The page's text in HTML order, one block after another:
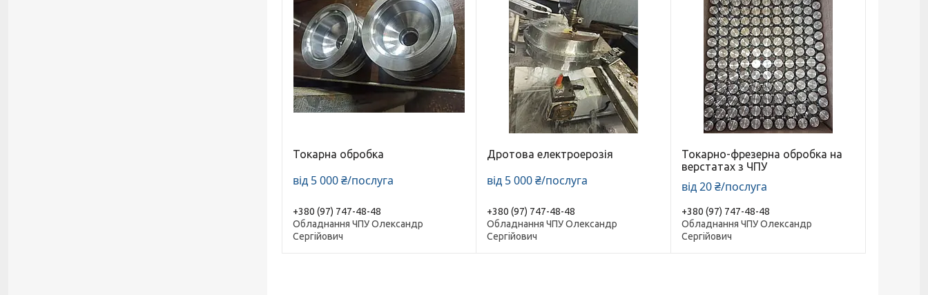
Токарна обробка
від 5 000 ₴/послуга
+380 (97) 747-48-48
Обладнання ЧПУ Олександр
Сергійович
Дротова електроерозія
від 5 000 ₴/послуга
+380 (97) 747-48-48
Обладнання ЧПУ Олександр
Сергійович
Токарно-фрезерна обробка на
верстатах з ЧПУ
від 20 ₴/послуга
+380 (97) 747-48-48
Обладнання ЧПУ Олександр
Сергійович